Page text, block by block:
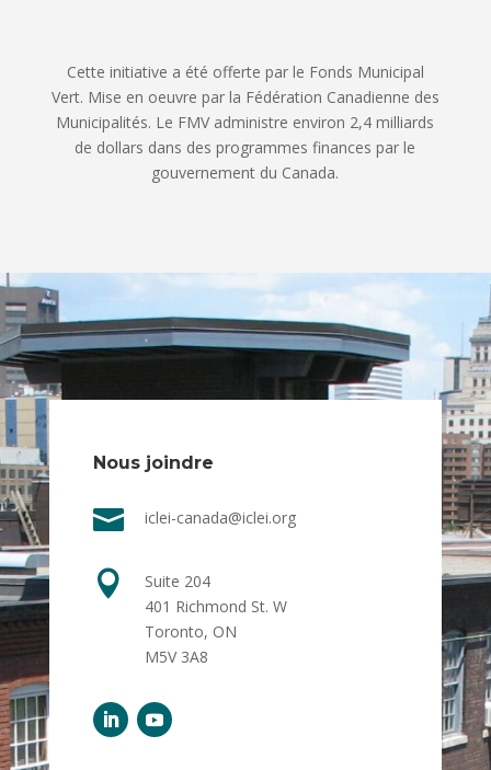
Cette initiative a été offerte par le Fonds Municipal
Vert. Mise en oeuvre par la Fédération Canadienne des
Municipalités. Le FMV administre environ 2,4 milliards
de dollars dans des programmes finances par le
gouvernement du Canada.
Nous joindre
 iclei-canada@iclei.org

Suite 204
401 Richmond St. W
Toronto, ON
M5V 3A8